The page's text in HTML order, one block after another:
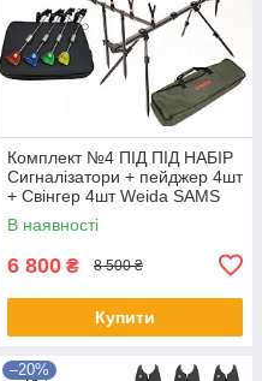
Комплект №4 ПІД ПІД НАБІР
Сигналізатори + пейджер 4шт
+ Свінгер 4шт Weida SAMS
FISH FOX + чохол
В наявності
6 800 ₴ 8 500 ₴
Купити
–20%